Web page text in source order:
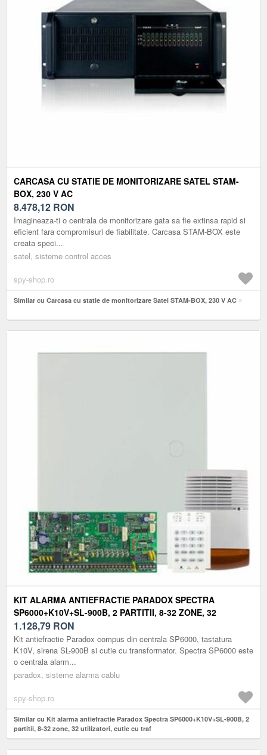
CARCASA CU STATIE DE MONITORIZARE SATEL STAM-
BOX, 230 V AC
8.478,12 RON
Imagineaza-ti o centrala de monitorizare gata sa fie extinsa rapid si
eficient fara compromisuri de fiabilitate. Carcasa STAM-BOX este
creata speci...
satel, sisteme control acces
spy-shop.ro
Similar cu Carcasa cu statie de monitorizare Satel STAM-BOX, 230 V AC
KIT ALARMA ANTIEFRACTIE PARADOX SPECTRA
SP6000+K10V+SL-900B, 2 PARTITII, 8-32 ZONE, 32
UTILIZATORI, CUTIE CU TRAF
1.128,79 RON
Kit antiefractie Paradox compus din centrala SP6000, tastatura
K10V, sirena SL-900B si cutie cu transformator. Spectra SP6000 este
o centrala alarm...
paradox, sisteme alarma cablu
spy-shop.ro
Similar cu Kit alarma antiefractie Paradox Spectra SP6000+K10V+SL-900B, 2
partitii, 8-32 zone, 32 utilizatori, cutie cu traf